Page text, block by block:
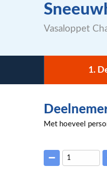
Vasaloppet
1.
Met hoeveel